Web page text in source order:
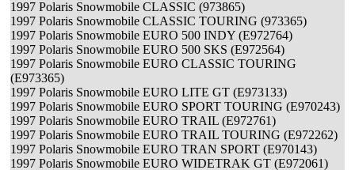
1997 Polaris Snowmobile CLASSIC (973865)
1997 Polaris Snowmobile CLASSIC TOURING (973365)
1997 Polaris Snowmobile EURO 500 INDY (E972764)
1997 Polaris Snowmobile EURO 500 SKS (E972564)
1997 Polaris Snowmobile EURO CLASSIC TOURING
(E973365)
1997 Polaris Snowmobile EURO LITE GT (E973133)
1997 Polaris Snowmobile EURO SPORT TOURING (E970243)
1997 Polaris Snowmobile EURO TRAIL (E972761)
1997 Polaris Snowmobile EURO TRAIL TOURING (E972262)
1997 Polaris Snowmobile EURO TRAN SPORT (E970143)
1997 Polaris Snowmobile EURO WIDETRAK GT (E972061)